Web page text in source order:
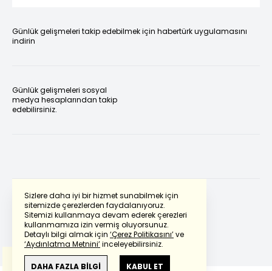
Sizlere daha iyi bir hizmet sunabilmek için
sitemizde çerezlerden faydalanıyoruz.
Sitemizi kullanmaya devam ederek çerezleri
kullanmamıza izin vermiş oluyorsunuz.
Detaylı bilgi almak için ‘Çerez Politikasını’ve
‘Aydınlatma Metnini’inceleyebilirsiniz.
DAHA FAZLA BİLGİ KABUL ET
Günlük gelişmeleri takip edebilmek için habertürk uygulamasını
indirin
Günlük gelişmeleri sosyal
medya hesaplarından takip
edebilirsiniz.
Powered by Translate
Bu çevirideGoogle Transletekullanılmıştır.
Anlam ve çeviri hatalarından
haberturk.com